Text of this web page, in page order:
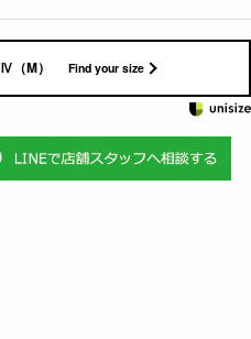
Ⅳ（M） Find your size